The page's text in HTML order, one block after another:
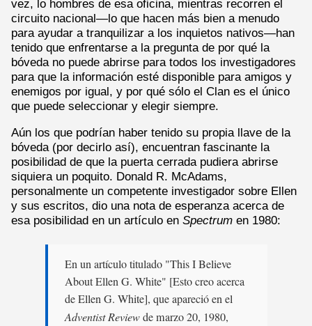
vez, lo hombres de esa oficina, mientras recorren el
circuito nacional—lo que hacen más bien a menudo
para ayudar a tranquilizar a los inquietos nativos—han
tenido que enfrentarse a la pregunta de por qué la
bóveda no puede abrirse para todos los investigadores
para que la información esté disponible para amigos y
enemigos por igual, y por qué sólo el Clan es el único
que puede seleccionar y elegir siempre.
Aún los que podrían haber tenido su propia llave de la
bóveda (por decirlo así), encuentran fascinante la
posibilidad de que la puerta cerrada pudiera abrirse
siquiera un poquito. Donald R. McAdams,
personalmente un competente investigador sobre Ellen
y sus escritos, dio una nota de esperanza acerca de
esa posibilidad en un artículo en Spectrum en 1980:
En un artículo titulado "This I Believe
About Ellen G. White" [Esto creo acerca
de Ellen G. White], que apareció en el
Adventist Reviewde marzo 20, 1980,